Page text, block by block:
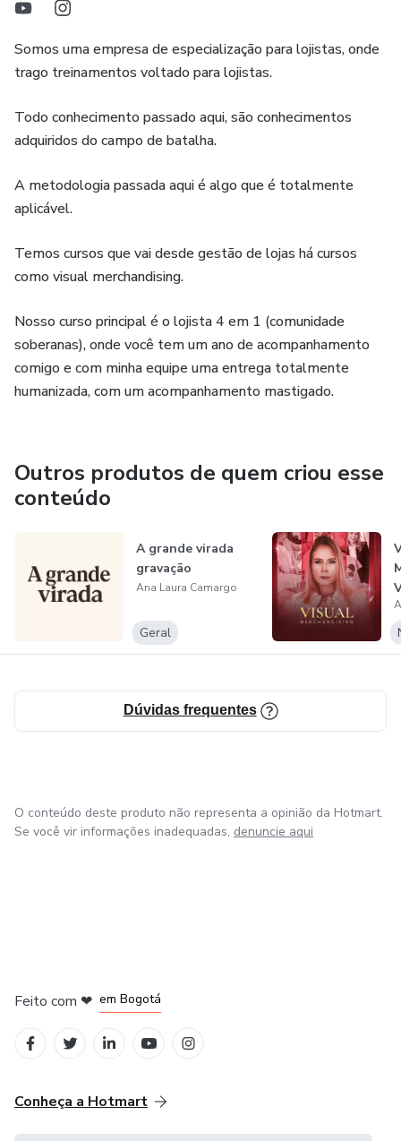
Somos uma empresa de especialização para lojistas, onde
trago treinamentos voltado para lojistas.
Todo conhecimento passado aqui, são conhecimentos
adquiridos do campo de batalha.
A metodologia passada aqui é algo que é totalmente
aplicável.
Temos cursos que vai desde gestão de lojas há cursos
como visual merchandising.
Nosso curso principal é o lojista 4 em 1 (comunidade
soberanas), onde você tem um ano de acompanhamento
comigo e com minha equipe uma entrega totalmente
humanizada, com um acompanhamento mastigado.
Outros produtos de quem criou esse
conteúdo
A grande virada
gravação
Ana Laura Camargo
Geral
Dúvidas frequentes
O conteúdo deste produto não representa a opinião da Hotmart.
Se você vir informações inadequadas, denuncie aqui
Feito com ❤ em Bogotá
Conheça a Hotmart